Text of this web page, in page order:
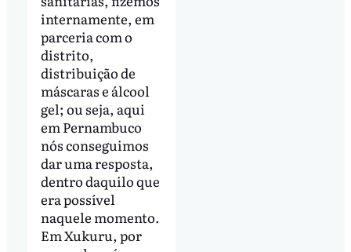
internamente, em
parceria com o
distrito,
distribuição de
máscaras e álcool
gel; ou seja, aqui
em Pernambuco
nós conseguimos
dar uma resposta,
dentro daquilo que
era possível
naquele momento.
Em Xukuru, por